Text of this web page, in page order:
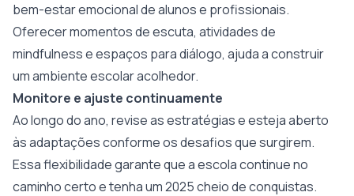
bem-estar emocional de alunos e profissionais.
Oferecer momentos de escuta, atividades de
mindfulness e espaços para diálogo, ajuda a construir
um ambiente escolar acolhedor.
Monitore e ajuste continuamente
Ao longo do ano, revise as estratégias e esteja aberto
às adaptações conforme os desafios que surgirem.
Essa flexibilidade garante que a escola continue no
caminho certo e tenha um 2025 cheio de conquistas.